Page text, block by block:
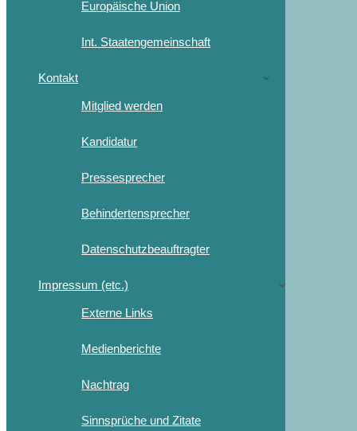
Europäische Union
Int. Staatengemeinschaft
Kontakt
Mitglied werden
Kandidatur
Pressesprecher
Behindertensprecher
Datenschutzbeauftragter
Impressum (etc.)
Externe Links
Medienberichte
Nachtrag
Sinnsprüche und Zitate